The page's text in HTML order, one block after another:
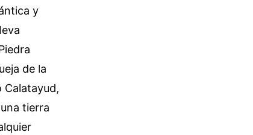
y
de la
Calatayud,
tierra